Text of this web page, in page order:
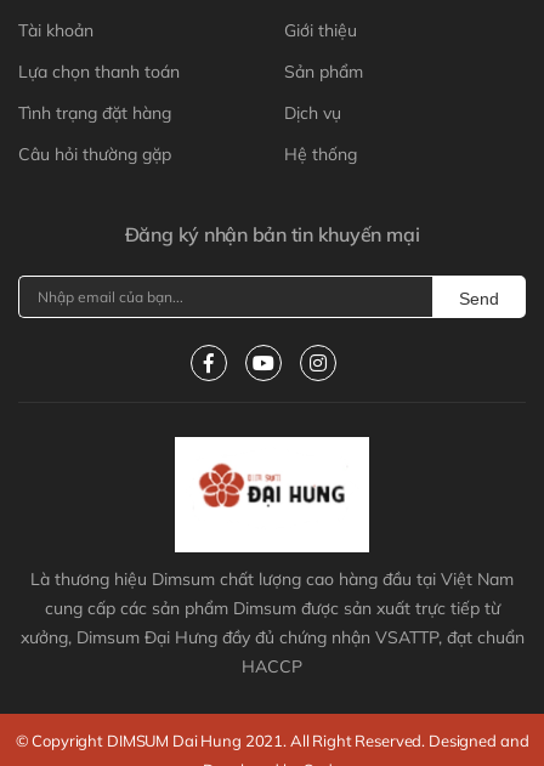
Tài khoản
Lựa chọn thanh toán
Tình trạng đặt hàng
Câu hỏi thường gặp
Giới thiệu
Sản phẩm
Dịch vụ
Hệ thống
Đăng ký nhận bản tin khuyến mại
Send
Là thương hiệu Dimsum chất lượng cao hàng đầu tại Việt Nam
cung cấp các sản phẩm Dimsum được sản xuất trực tiếp từ
xưởng, Dimsum Đại Hưng đầy đủ chứng nhận VSATTP, đạt chuẩn
HACCP
© Copyright DIMSUM Dai Hung 2021. All Right Reserved. Designed and